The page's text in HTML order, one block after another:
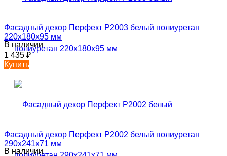
Фасадный декор Перфект P2003 белый полиуретан
220х180х95 мм
В наличии
1 435₽
Купить
Фасадный декор Перфект P2002 белый полиуретан
290х241х71 мм
В наличии